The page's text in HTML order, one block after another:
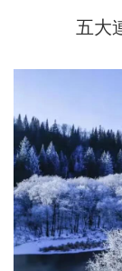
五大